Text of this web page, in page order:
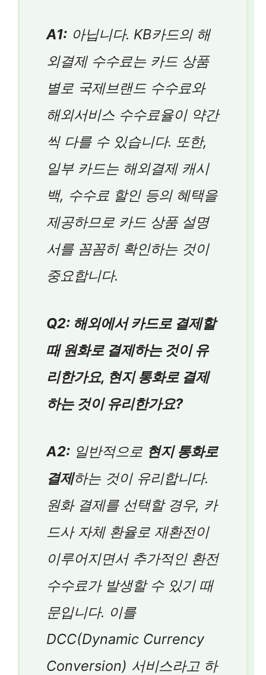
A1: 아닙니다. KB카드의 해
외결제 수수료는 카드 상품
별로 국제브랜드 수수료와
해외서비스 수수료율이 약간
씩 다를 수 있습니다. 또한,
일부 카드는 해외결제 캐시
백, 수수료 할인 등의 혜택을
제공하므로 카드 상품 설명
서를 꼼꼼히 확인하는 것이
중요합니다.
Q2: 해외에서 카드로 결제할
때 원화로 결제하는 것이 유
리한가요, 현지 통화로 결제
하는 것이 유리한가요?
A2: 일반적으로 현지 통화로
결제하는 것이 유리합니다.
원화 결제를 선택할 경우, 카
드사 자체 환율로 재환전이
이루어지면서 추가적인 환전
수수료가 발생할 수 있기 때
문입니다. 이를
DCC(Dynamic Currency
Conversion) 서비스라고 하